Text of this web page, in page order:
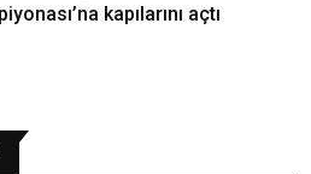
kapılarını açtı